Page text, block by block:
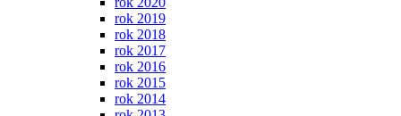
rok 2019
rok 2018
rok 2017
rok 2016
rok 2015
rok 2014